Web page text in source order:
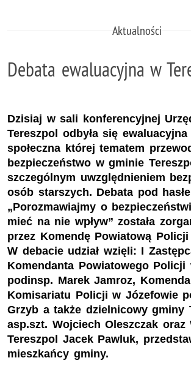
Aktualności
Debata ewaluacyjna w
Dzisiaj w sali konferencyjnej
Tereszpol odbyła się ewaluacyjna
społeczna której tematem
bezpieczeństwo w gminie
szczególnym uwzględnieniem
osób starszych. Debata pod
„Porozmawiajmy o
mieć na nie wpływ” została
przez Komendę Powiatową Policji
W debacie udział wzięli: I
Komendanta Powiatowego Policji
podinsp. Marek Jamroz,
Komisariatu Policji w Józefowie
Grzyb a także dzielnicowy gminy
asp.szt. Wojciech Oleszczak oraz
Tereszpol Jacek Pawluk,
mieszkańcy gminy.